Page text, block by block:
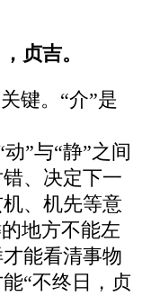
贞吉。
键。“介”是
”与“静”之间
、决定下一
、机先等意
地方不能左
能看清事物
“不终日，贞